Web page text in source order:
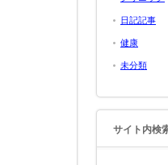
日記記事
健康
未分類
サイト内検